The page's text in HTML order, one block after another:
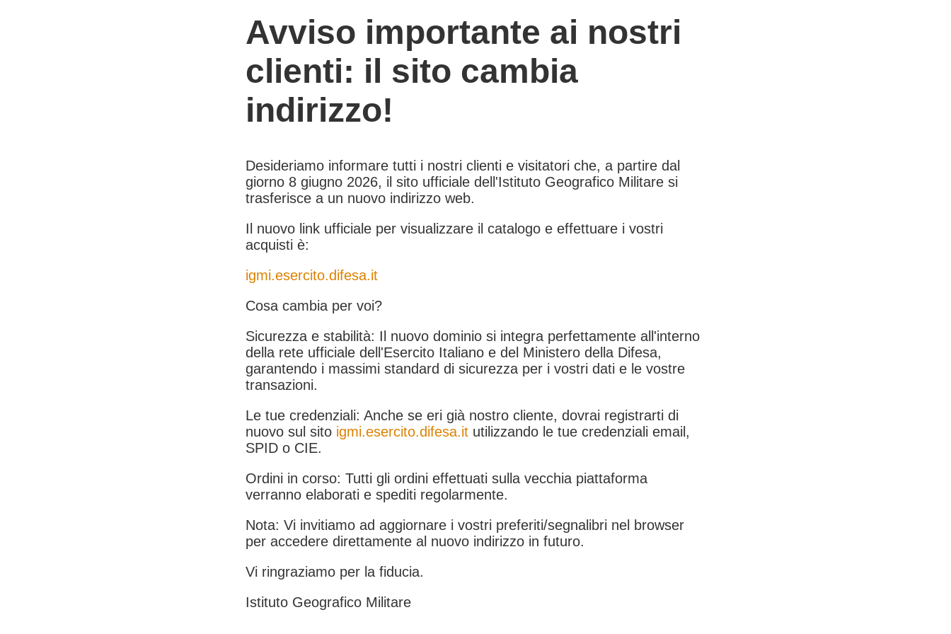
Avviso importante ai nostri
clienti: il sito cambia
indirizzo!
Desideriamo informare tutti i nostri clienti e visitatori che, a partire dal
giorno 8 giugno 2026, il sito ufficiale dell'Istituto Geografico Militare si
trasferisce a un nuovo indirizzo web.
Il nuovo link ufficiale per visualizzare il catalogo e effettuare i vostri
acquisti è:
igmi.esercito.difesa.it
Cosa cambia per voi?
Sicurezza e stabilità: Il nuovo dominio si integra perfettamente all'interno
della rete ufficiale dell'Esercito Italiano e del Ministero della Difesa,
garantendo i massimi standard di sicurezza per i vostri dati e le vostre
transazioni.
Le tue credenziali: Anche se eri già nostro cliente, dovrai registrarti di
nuovo sul sito igmi.esercito.difesa.it utilizzando le tue credenziali email,
SPID o CIE.
Ordini in corso: Tutti gli ordini effettuati sulla vecchia piattaforma
verranno elaborati e spediti regolarmente.
Nota: Vi invitiamo ad aggiornare i vostri preferiti/segnalibri nel browser
per accedere direttamente al nuovo indirizzo in futuro.
Vi ringraziamo per la fiducia.
Istituto Geografico Militare